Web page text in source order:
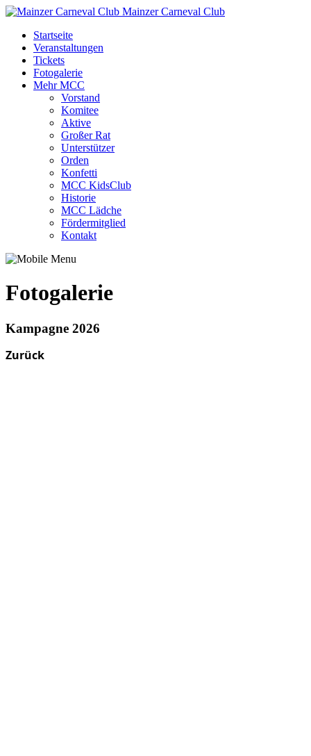
Mainzer Carneval Club
Startseite
Veranstaltungen
Tickets
Fotogalerie
Mehr MCC
Vorstand
Komitee
Aktive
Großer Rat
Unterstützer
Orden
Konfetti
MCC KidsClub
Historie
MCC Lädche
Fördermitglied
Kontakt
Fotogalerie
Kampagne 2026
Zurück